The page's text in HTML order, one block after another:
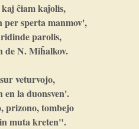
ĉiam kaĵolis,
per sperta manmov',
parolis,
de N. Miĥalkov.
veturvojo,
en la duonsven'.
prizono, tombejo
muta kreten".